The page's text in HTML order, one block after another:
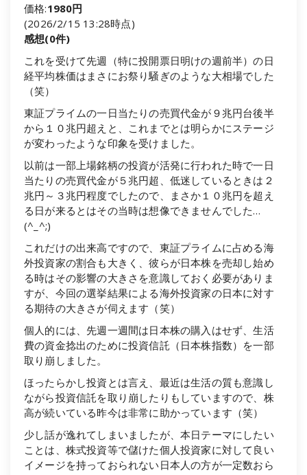
価格:1980円
(2026/2/15 13:28時点)
感想(0件)
これを受けて先週（特に投開票日明けの週前半）の日
経平均株価はまさにお祭り騒ぎのような大相場でした
（笑）
東証プライムの一日当たりの売買代金が９兆円台後半
から１０兆円超えと、これまでとは明らかにステージ
が変わったような印象を受けました。
以前は一部上場銘柄の投資が活発に行われた時で一日
当たりの売買代金が５兆円超、低迷しているときは２
兆円～３兆円程度でしたので、まさか１０兆円を超え
る日が来るとはその当時は想像できませんでした…
(^_^;)
これだけの出来高ですので、東証プライムに占める海
外投資家の割合も大きく、彼らが日本株を売却し始め
る時はその影響の大きさを意識しておく必要がありま
すが、今回の選挙結果による海外投資家の日本に対す
る期待の大きさが伺えます（笑）
個人的には、先週一週間は日本株の購入はせず、生活
費の資金捻出のために投資信託（日本株指数）を一部
取り崩しました。
ほったらかし投資とは言え、最近は生活の質も意識し
ながら投資信託を取り崩したりもしていますので、株
高が続いている昨今は非常に助かっています（笑）
少し話が逸れてしまいましたが、本日テーマにしたい
ことは、株式投資等で儲けた個人投資家に対して良い
イメージを持っておられない日本人の方が一定数おら